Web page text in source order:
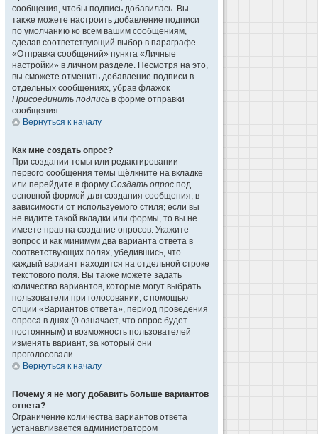
сообщения, чтобы подпись добавилась. Вы
также можете настроить добавление подписи
по умолчанию ко всем вашим сообщениям,
сделав соответствующий выбор в параграфе
«Отправка сообщений» пункта «Личные
настройки» в личном разделе. Несмотря на это,
вы сможете отменить добавление подписи в
отдельных сообщениях, убрав флажок
Присоединить подпись в форме отправки
сообщения.
Вернуться к началу
Как мне создать опрос?
При создании темы или редактировании
первого сообщения темы щёлкните на вкладке
или перейдите в форму Создать опрос под
основной формой для создания сообщения, в
зависимости от используемого стиля; если вы
не видите такой вкладки или формы, то вы не
имеете прав на создание опросов. Укажите
вопрос и как минимум два варианта ответа в
соответствующих полях, убедившись, что
каждый вариант находится на отдельной строке
текстового поля. Вы также можете задать
количество вариантов, которые могут выбрать
пользователи при голосовании, с помощью
опции «Вариантов ответа», период проведения
опроса в днях (0 означает, что опрос будет
постоянным) и возможность пользователей
изменять вариант, за который они
проголосовали.
Вернуться к началу
Почему я не могу добавить больше вариантов
ответа?
Ограничение количества вариантов ответа
устанавливается администратором